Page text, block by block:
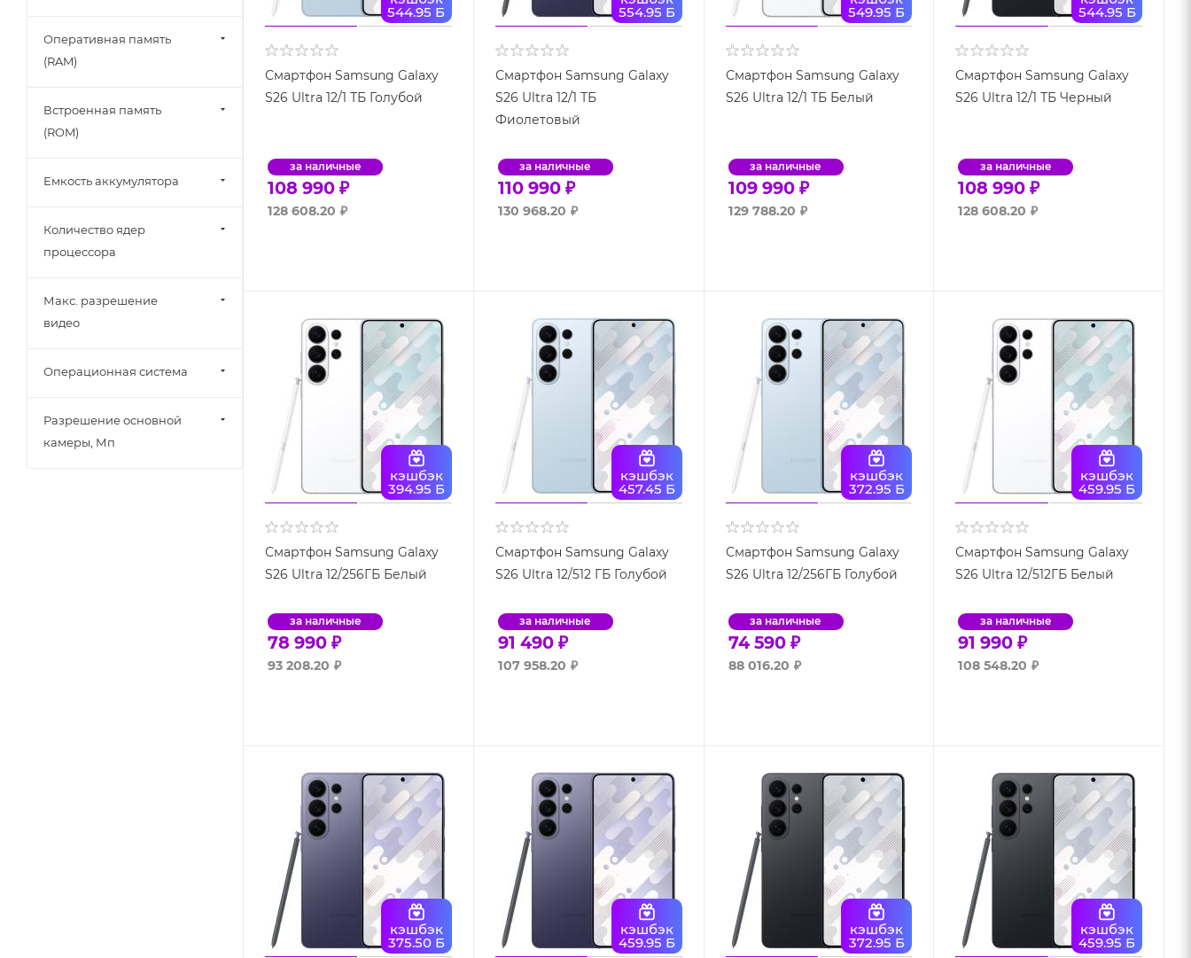
544.95 Б
Смартфон Samsung Galaxy
S26 Ultra 12/1 ТБ Голубой
за наличные
108 990 ₽
128 608.20 ₽
554.95 Б
Смартфон Samsung Galaxy
S26 Ultra 12/1 ТБ
Фиолетовый
за наличные
110 990 ₽
130 968.20 ₽
549.95 Б
Смартфон Samsung Galaxy
S26 Ultra 12/1 ТБ Белый
за наличные
109 990 ₽
129 788.20 ₽
544.95 Б
Смартфон Samsung Galaxy
S26 Ultra 12/1 ТБ Черный
за наличные
108 990 ₽
128 608.20 ₽
кэшбэк
394.95 Б
Смартфон Samsung Galaxy
S26 Ultra 12/256ГБ Белый
за наличные
78 990 ₽
93 208.20 ₽
кэшбэк
457.45 Б
Смартфон Samsung Galaxy
S26 Ultra 12/512 ГБ Голубой
за наличные
91 490 ₽
107 958.20 ₽
кэшбэк
372.95 Б
Смартфон Samsung Galaxy
S26 Ultra 12/256ГБ Голубой
за наличные
74 590 ₽
88 016.20 ₽
кэшбэк
459.95 Б
Смартфон Samsung Galaxy
S26 Ultra 12/512ГБ Белый
за наличные
91 990 ₽
108 548.20 ₽
кэшбэк
375.50 Б
кэшбэк
459.95 Б
кэшбэк
372.95 Б
кэшбэк
459.95 Б
Оперативная память
(RAM)
Встроенная память
(ROM)
Емкость аккумулятора
Количество ядер
процессора
Макс. разрешение
видео
Операционная система
Разрешение основной
камеры, Мп